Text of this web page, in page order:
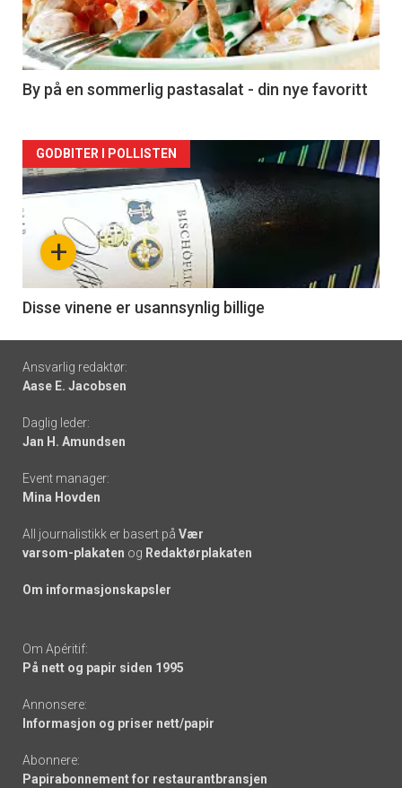
nå
-
5
By på en sommerlig pastasalat - din nye favoritt
Forsiden
akkurat
nå
6
+
GODBITER I POLLISTEN
Disse vinene er usannsynlig billige
Footer
-
links
Ansvarlig redaktør:
Aase E. Jacobsen
Daglig leder:
Jan H. Amundsen
Event manager:
Mina Hovden
All journalistikk er basert på Vær
varsom-plakaten og Redaktørplakaten
Om informasjonskapsler
Om Apéritif:
På nett og papir siden 1995
Annonsere:
Informasjon og priser nett/papir
Abonnere:
Papirabonnement for restaurantbransjen